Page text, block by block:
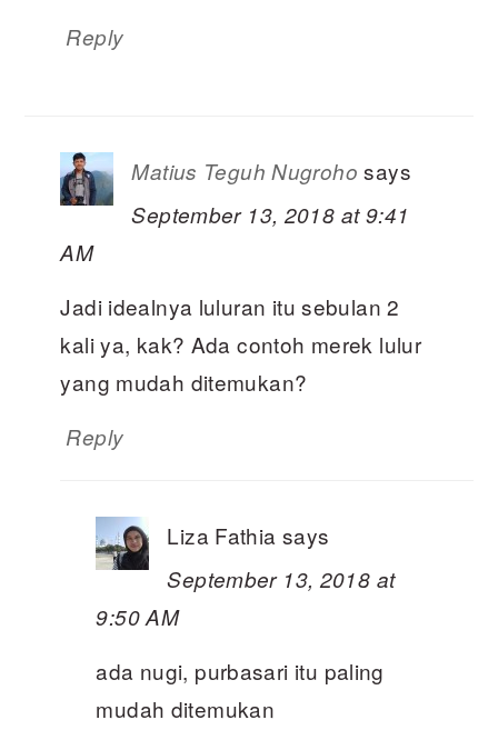
Reply
Matius Teguh Nugroho says
September 13, 2018 at 9:41
AM
Jadi idealnya luluran itu sebulan 2
kali ya, kak? Ada contoh merek lulur
yang mudah ditemukan?
Reply
Liza Fathia says
September 13, 2018 at
9:50 AM
ada nugi, purbasari itu paling
mudah ditemukan